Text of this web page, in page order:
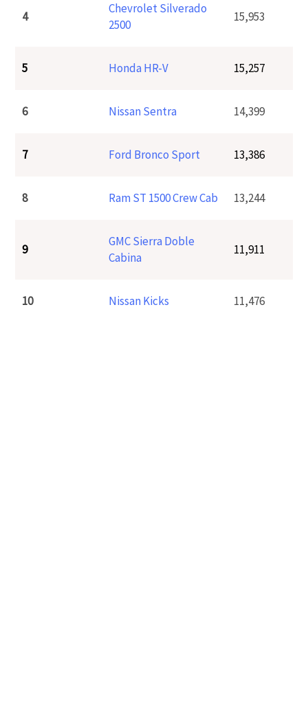
4
Chevrolet Silverado
2500
15,953
5 Honda HR-V 15,257
6 Nissan Sentra 14,399
7 Ford Bronco Sport 13,386
8 Ram ST 1500 Crew Cab 13,244
9
GMC Sierra Doble
Cabina
11,911
10 Nissan Kicks 11,476